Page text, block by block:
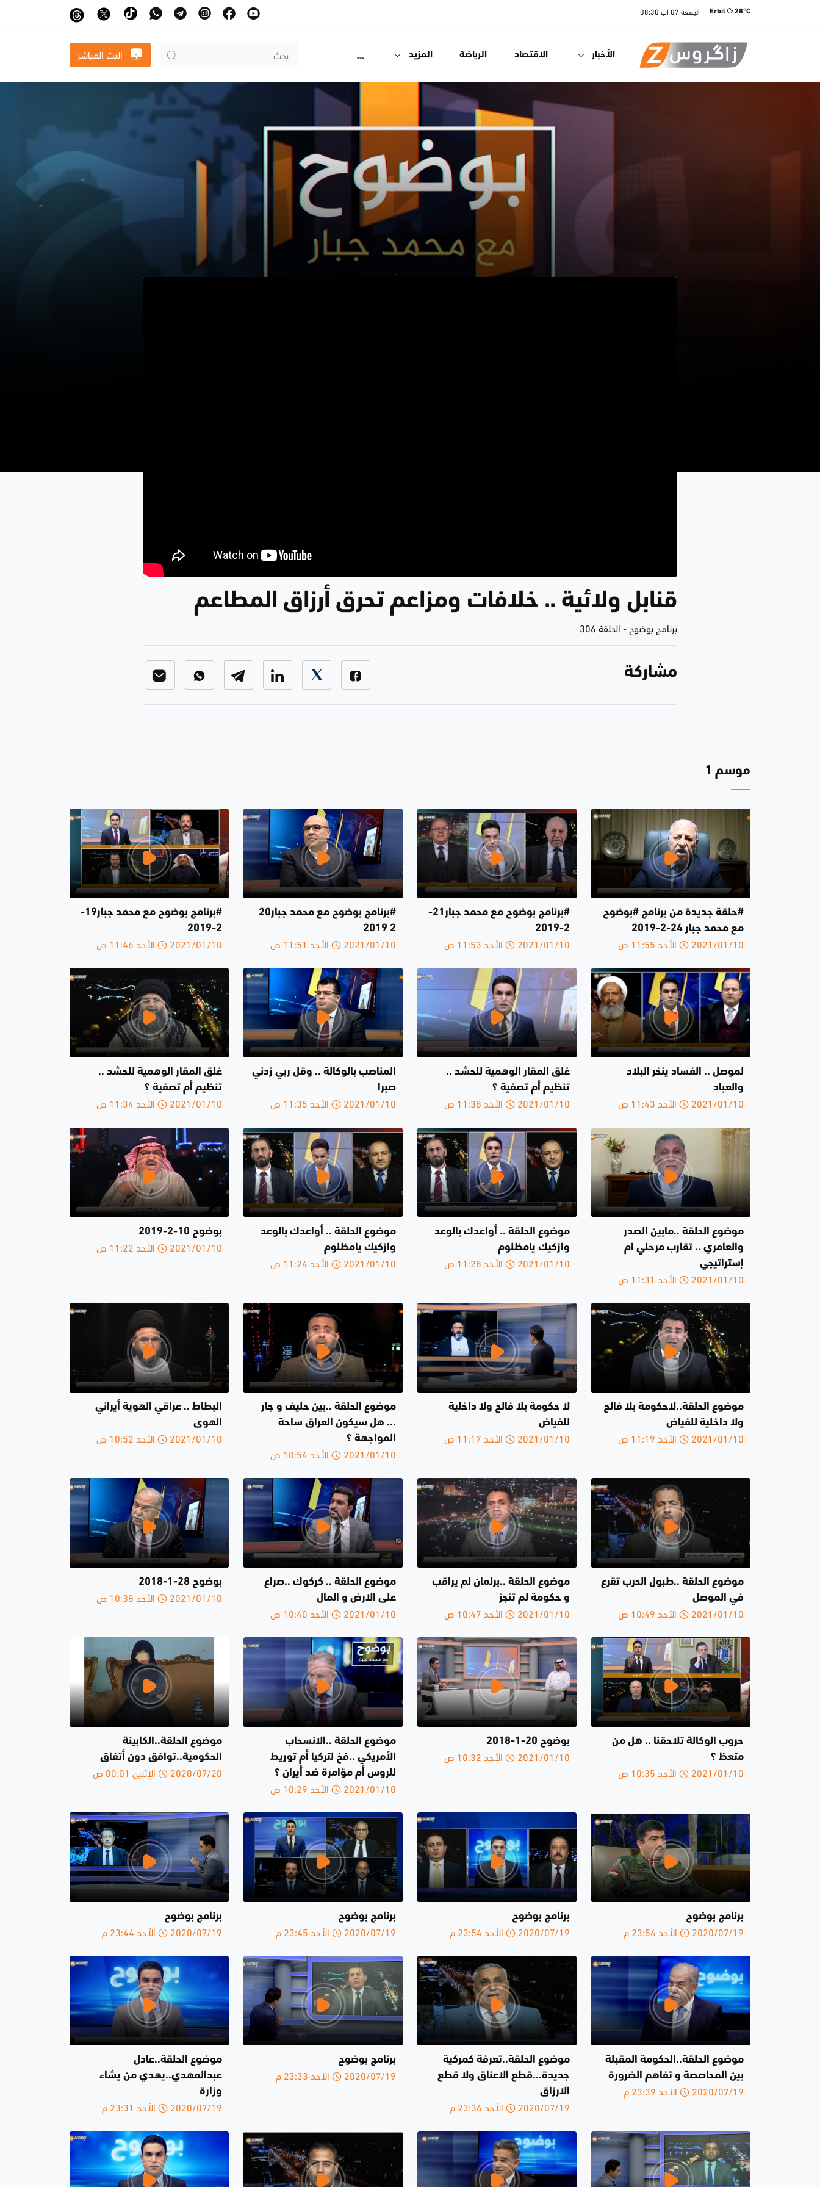
Erbil 28°C الجمعة 07 آب 08:30
الأخبار الاقتصاد الرياضة المزيد البث المباشر
قنابل ولائية .. خلافات ومزاعم تحرق أرزاق المطاعم
برنامج بوضوح - الحلقة 306
مشاركة
موسم 1
#حلقة جديدة من برنامج #بوضوح
مع محمد جبار 24-2-2019
2021/01/10 الأحد 11:55 ص
#برنامج بوضوح مع محمد جبار21-
2-2019
2021/01/10 الأحد 11:53 ص
#برنامج بوضوح مع محمد جبار20
2 2019
2021/01/10 الأحد 11:51 ص
#برنامج بوضوح مع محمد جبار19-
2-2019
2021/01/10 الأحد 11:46 ص
لموصل .. الفساد ينخر البلاد
والعباد
2021/01/10 الأحد 11:43 ص
غلق المقار الوهمية للحشد ..
تنظيم أم تصفية ؟
2021/01/10 الأحد 11:38 ص
المناصب بالوكالة .. وقل ربي زدني
صبرا
2021/01/10 الأحد 11:35 ص
غلق المقار الوهمية للحشد ..
تنظيم أم تصفية ؟
2021/01/10 الأحد 11:34 ص
موضوع الحلقة ..مابين الصدر
والعامري .. تقارب مرحلي ام
إستراتيجي
2021/01/10 الأحد 11:31 ص
موضوع الحلقة .. أواعدك بالوعد
وازكيك يامظلوم
2021/01/10 الأحد 11:28 ص
موضوع الحلقة .. أواعدك بالوعد
وازكيك يامظلوم
2021/01/10 الأحد 11:24 ص
بوضوح 10-2-2019
2021/01/10 الأحد 11:22 ص
موضوع الحلقة..لاحكومة بلا فالح
ولا داخلية للفياض
2021/01/10 الأحد 11:19 ص
لا حكومة بلا فالح ولا داخلية
للفياض
2021/01/10 الأحد 11:17 ص
موضوع الحلقة ..بين حليف و جار
... هل سيكون العراق ساحة
المواجهة ؟
2021/01/10 الأحد 10:54 ص
البطاط .. عراقي الهوية أيراني
الهوى
2021/01/10 الأحد 10:52 ص
موضوع الحلقة ..طبول الحرب تقرع
في الموصل
2021/01/10 الأحد 10:49 ص
موضوع الحلقة ..برلمان لم يراقب
و حكومة لم تنجز
2021/01/10 الأحد 10:47 ص
موضوع الحلقة .. كركوك ..صراع
على الارض و المال
2021/01/10 الأحد 10:40 ص
بوضوح 28-1-2018
2021/01/10 الأحد 10:38 ص
حروب الوكالة تلاحقنا .. هل من
متعظ ؟
2021/01/10 الأحد 10:35 ص
بوضوح 20-1-2018
2021/01/10 الأحد 10:32 ص
موضوع الحلقة ..الانسحاب
الأمريكي ..فخ لتركيا أم توريط
للروس أم مؤامرة ضد أيران ؟
2021/01/10 الأحد 10:29 ص
موضوع الحلقة..الكابينة
الحكومية..توافق دون أتفاق
2020/07/20 الإثنين 00:01 ص
برنامج بوضوح
2020/07/19 الأحد 23:56 م
برنامج بوضوح
2020/07/19 الأحد 23:54 م
برنامج بوضوح
2020/07/19 الأحد 23:45 م
برنامج بوضوح
2020/07/19 الأحد 23:44 م
موضوع الحلقة..الحكومة المقبلة
بين المحاصصة و تفاهم الضرورة
2020/07/19 الأحد 23:39 م
موضوع الحلقة..تعرفة كمركية
جديدة...قطع الاعناق ولا قطع
الارزاق
2020/07/19 الأحد 23:36 م
برنامج بوضوح
2020/07/19 الأحد 23:33 م
موضوع الحلقة..عادل
عبدالمهدي..يهدي من يشاء
وزارة
2020/07/19 الأحد 23:31 م